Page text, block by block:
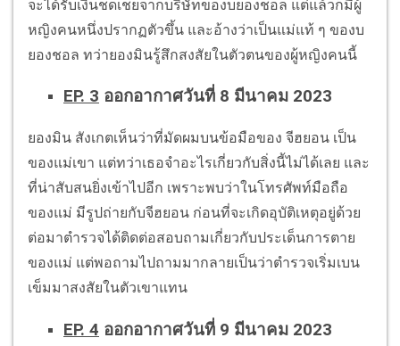
จะได้รับเงินชดเชยจากบริษัทของบยองชอล แต่แล้วก็มีผู้
หญิงคนหนึ่งปรากฏตัวขึ้น และอ้างว่าเป็นแม่แท้ ๆ ของบ
ยองชอล ทว่ายองมินรู้สึกสงสัยในตัวตนของผู้หญิงคนนี้
EP. 3 ออกอากาศวันที่ 8 มีนาคม 2023
ยองมิน สังเกตเห็นว่าที่มัดผมบนข้อมือของ จีฮยอน เป็น
ของแม่เขา แต่ทว่าเธอจำอะไรเกี่ยวกับสิ่งนี้ไม่ได้เลย และ
ที่น่าสับสนยิ่งเข้าไปอีก เพราะพบว่าในโทรศัพท์มือถือ
ของแม่ มีรูปถ่ายกับจีฮยอน ก่อนที่จะเกิดอุบัติเหตุอยู่ด้วย
ต่อมาตำรวจได้ติดต่อสอบถามเกี่ยวกับประเด็นการตาย
ของแม่ แต่พอถามไปถามมากลายเป็นว่าตำรวจเริ่มเบน
เข็มมาสงสัยในตัวเขาแทน
EP. 4 ออกอากาศวันที่ 9 มีนาคม 2023